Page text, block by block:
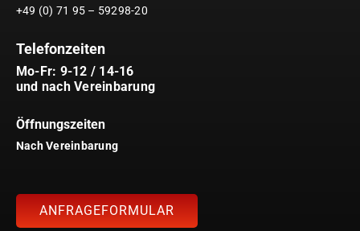
+49 (0) 71 95 – 59298-20
Telefonzeiten
Mo-Fr: 9-12 / 14-16
und nach Vereinbarung
Öffnungszeiten
Nach Vereinbarung
ANFRAGEFORMULAR